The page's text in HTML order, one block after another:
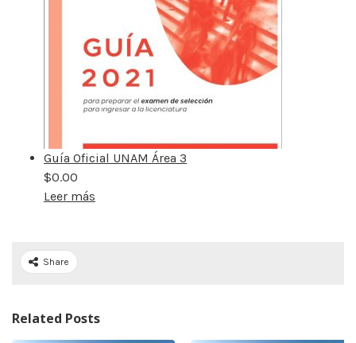
Guía Oficial UNAM Área 3
$0.00
Leer más
Share
Related Posts